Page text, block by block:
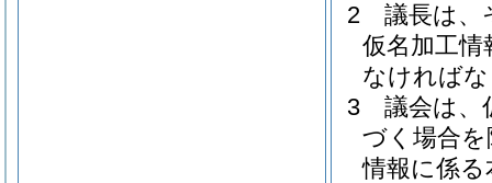
2
議長は、
仮名加工
なければ
3
議会は、
づく場合
情報に係